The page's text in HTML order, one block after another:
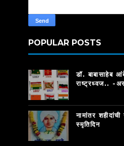
POPULAR POSTS
डॉ. बाबासाहेब
राष्ट्रध्वज.. -
नामांतर
स्मृतिदिन